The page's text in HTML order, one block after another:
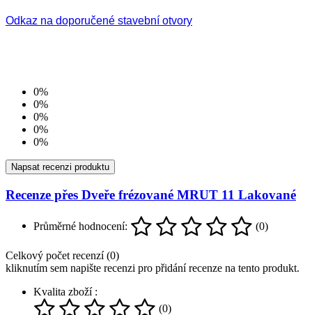
Odkaz na doporučené stavební otvory
0%
0%
0%
0%
0%
Napsat recenzi produktu
Recenze přes Dveře frézované MRUT 11 Lakované
Průměrné hodnocení: (0)
Celkový počet recenzí (0)
kliknutím sem napište recenzi pro přidání recenze na tento produkt.
Kvalita zboží :
(0)